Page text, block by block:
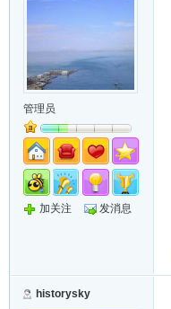
管理员
加关注 发消息
historysky